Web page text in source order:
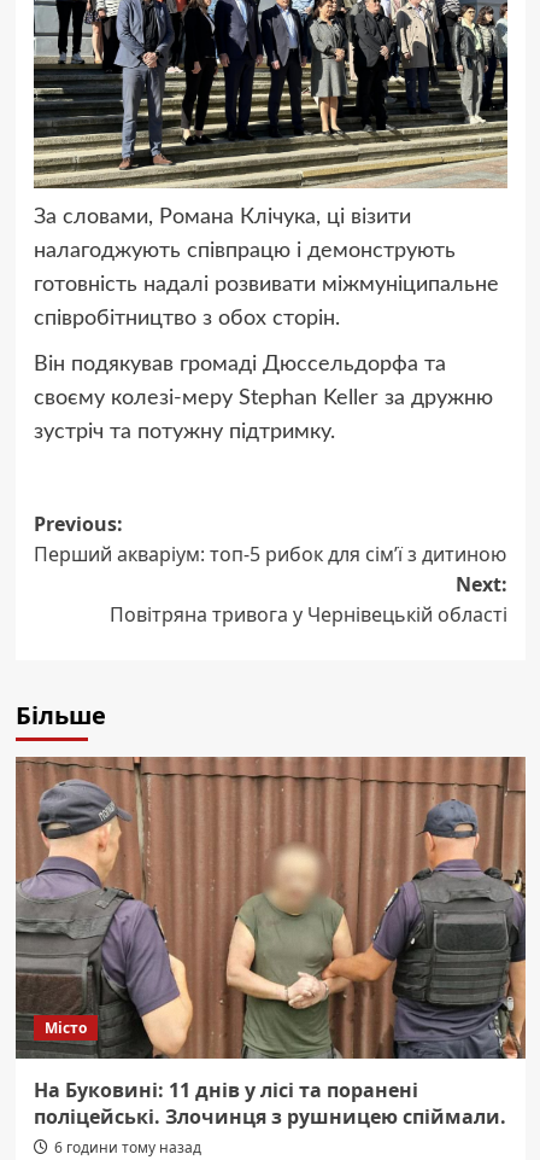
За словами, Романа Клічука, ці візити
налагоджують співпрацю і демонструють
готовність надалі розвивати міжмуніципальне
співробітництво з обох сторін.
Він подякував громаді Дюссельдорфа та
своєму колезі-меру Stephan Keller за дружню
зустріч та потужну підтримку.
Post
navigation
Previous:
Перший акваріум: топ-5 рибок для сім’ї з дитиною
Next:
Повітряна тривога у Чернівецькій області
Більше
Місто
На Буковині: 11 днів у лісі та поранені
поліцейські. Злочинця з рушницею спіймали.
6 години тому назад